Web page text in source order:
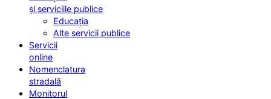
și serviciile publice
Educația
Alte servicii publice
Servicii
online
Nomenclatura
stradală
Monitorul